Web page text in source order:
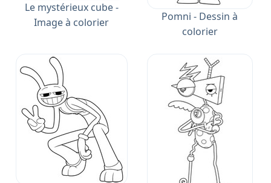
Le mystérieux cube -
Image à colorier
Pomni - Dessin à
colorier